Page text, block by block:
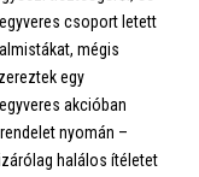
csoport letett
mégis
egy
akcióban
nyomán –
halálos ítéletet